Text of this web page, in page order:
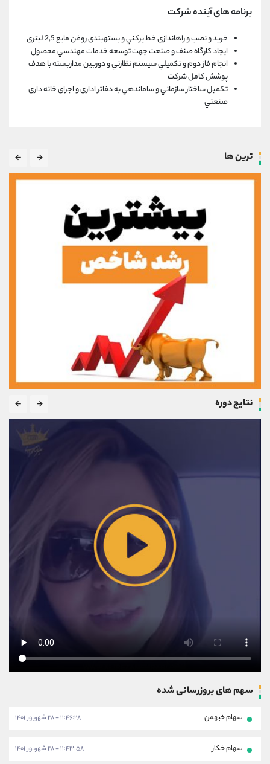
برنامه های آینده شرکت
خرید و نصب و راهاندازی خط پركني و بستهبندی روغن مایع 2,5 ليتری
ایجاد كارگاه صنف و صنعت جهت توسعه خدمات مهندسي محصول
انجام فاز دوم و تكميلي سيستم نظارتي و دوربين مداربسته با هدف
پوشش كامل شركت
تكميل ساختار سازماني و ساماندهي به دفاتر اداری و اجرای خانه داری
صنعتي
ترین ها
نتایج دوره
سهم های بروزرسانی شده
سهام خبهمن ۱۱:۴۶:۲۸ - ۲۸ شهریور ۱۴۰۱
سهام خکار ۱۱:۴۳:۵۸ - ۲۸ شهریور ۱۴۰۱